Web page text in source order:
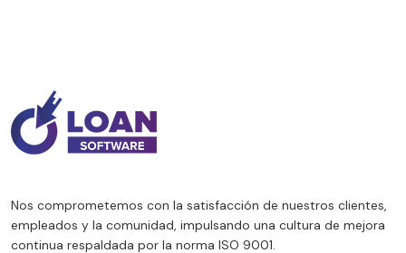
empresas de crédito. A partir del último
informe de Eco Go Consultores,
analizamos los principales indicadores del
sector […]
Nos comprometemos con la satisfacción de nuestros clientes,
empleados y la comunidad, impulsando una cultura de mejora
continua respaldada por la norma ISO 9001.